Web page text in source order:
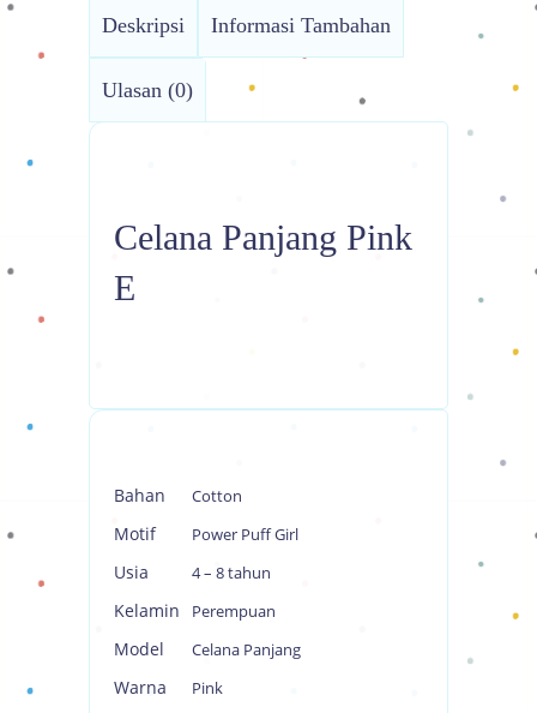
Deskripsi Informasi Tambahan
Ulasan (0)
Celana Panjang Pink
E
Bahan Cotton
Motif Power Puff Girl
Usia 4 – 8 tahun
Kelamin Perempuan
Model Celana Panjang
Warna Pink